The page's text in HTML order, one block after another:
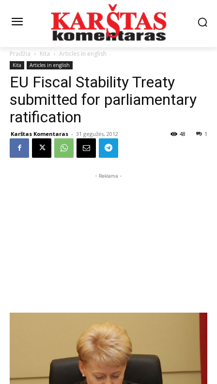
Pradžia Kita Articles in english
Kita Articles in english
EU Fiscal Stability Treaty
submitted for parliamentary
ratification
Karštas Komentaras - 31 gegužės, 2012 1
48
- Reklama -